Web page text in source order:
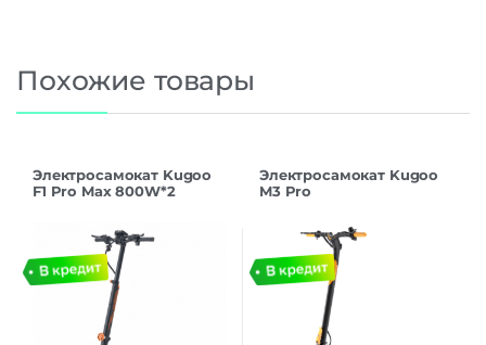
Похожие товары
Электросамокат Kugoo
F1 Pro Max 800W*2
Электросамокат Kugoo
M3 Pro